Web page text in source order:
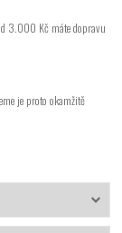
3.000 Kč máte dopravu
je proto okamžitě